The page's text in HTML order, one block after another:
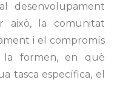
desenvolupament
això, la comunitat
i el compromís
formen, en què
tasca específica, el